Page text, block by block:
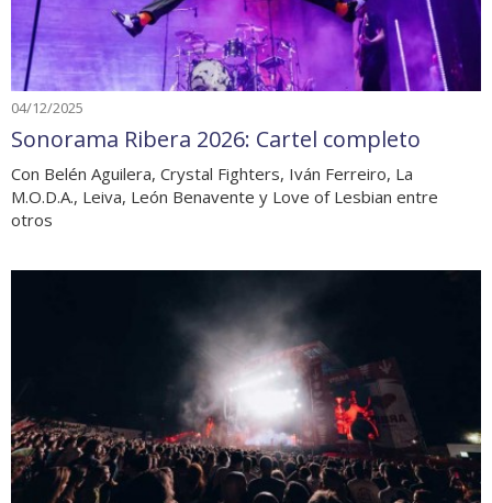
04/12/2025
Sonorama Ribera 2026: Cartel completo
Con Belén Aguilera, Crystal Fighters, Iván Ferreiro, La
M.O.D.A., Leiva, León Benavente y Love of Lesbian entre
otros